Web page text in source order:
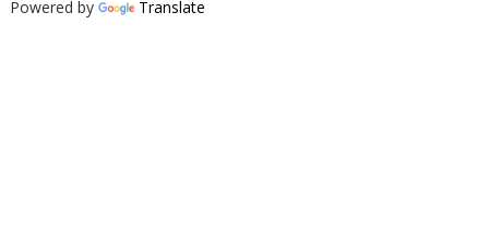
Powered by Translate